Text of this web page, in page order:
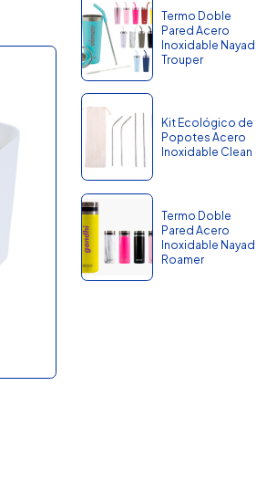
Termo Doble
Pared Acero
Inoxidable Nayad
Trouper
Kit Ecológico de
Popotes Acero
Inoxidable Clean
Termo Doble
Pared Acero
Inoxidable Nayad
Roamer